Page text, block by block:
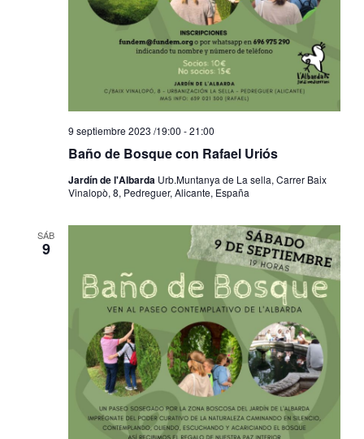
Baño de Bosque con Rafael Uriós
9 septiembre 2023 /19:00 -21:00
Jardín de l'Albarda Urb.Muntanya de La sella, Carrer Baix
Vinalopò, 8, Pedreguer, Alicante, España
SÁB
9